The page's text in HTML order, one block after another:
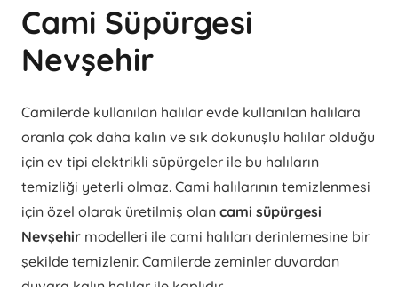
Cami Süpürgesi
Nevşehir
Camilerde kullanılan halılar evde kullanılan halılara
oranla çok daha kalın ve sık dokunuşlu halılar olduğu
için ev tipi elektrikli süpürgeler ile bu halıların
temizliği yeterli olmaz. Cami halılarının temizlenmesi
için özel olarak üretilmiş olan cami süpürgesi
Nevşehir modelleri ile cami halıları derinlemesine bir
şekilde temizlenir. Camilerde zeminler duvardan